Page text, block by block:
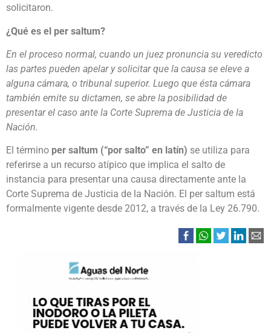
solicitaron.
¿Qué es el per saltum?
En el proceso normal, cuando un juez pronuncia su veredicto
las partes pueden apelar y solicitar que la causa se eleve a
alguna cámara, o tribunal superior. Luego que ésta cámara
también emite su dictamen, se abre la posibilidad de
presentar el caso ante la Corte Suprema de Justicia de la
Nación.
El término per saltum (“por salto” en latín) se utiliza para
referirse a un recurso atípico que implica el salto de
instancia para presentar una causa directamente ante la
Corte Suprema de Justicia de la Nación. El per saltum está
formalmente vigente desde 2012, a través de la Ley 26.790.